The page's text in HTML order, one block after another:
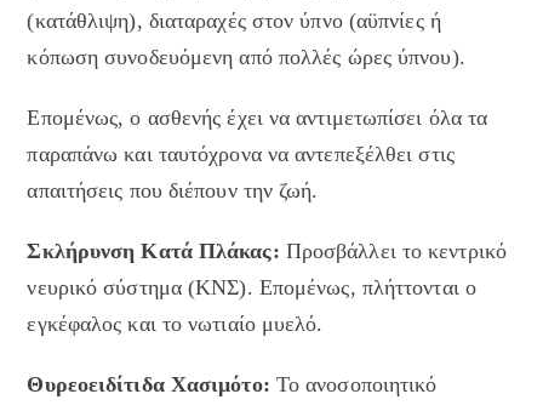
(κατάθλιψη), διαταραχές στον ύπνο (αϋπνίες ή
κόπωση συνοδευόμενη από πολλές ώρες ύπνου).
Επομένως, ο ασθενής έχει να αντιμετωπίσει όλα τα
παραπάνω και ταυτόχρονα να αντεπεξέλθει στις
απαιτήσεις που διέπουν την ζωή.
Σκλήρυνση Κατά Πλάκας: Προσβάλλει το κεντρικό
νευρικό σύστημα (ΚΝΣ). Επομένως, πλήττονται ο
εγκέφαλος και το νωτιαίο μυελό.
Θυρεοειδίτιδα Χασιμότο: Το ανοσοποιητικό